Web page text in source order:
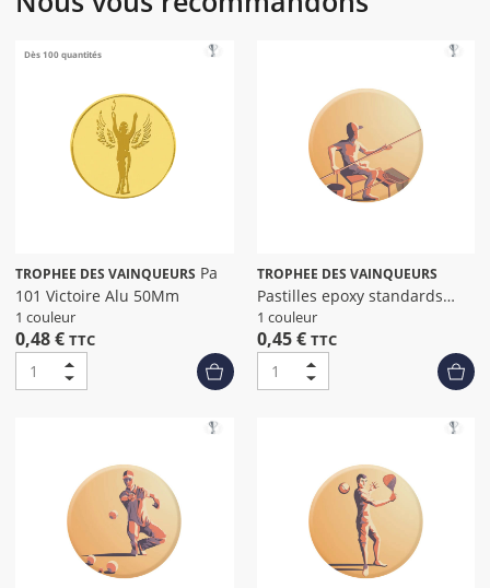
Dès 100 quantités
TROPHEE DES VAINQUEURS
101 Victoire Alu 50Mm
1 couleur
0,48 € TTC
TROPHEE DES VAINQUEURS
Pastilles epoxy standards
peche dia
1 couleur
0,45 € TTC